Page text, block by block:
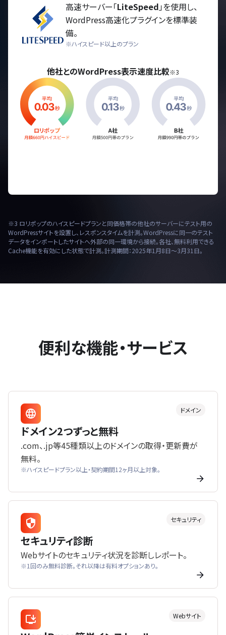
高速サーバー「LiteSpeed」を使用し、
WordPress高速化プラグインを標準装
備。
※ハイスピード以上のプラン
他社とのWordPress表示速度比較※3
※3 ロリポップのハイスピードプランと同価格帯の他社のサーバーにテスト用の
WordPressサイトを設置し、レスポンスタイムを計測。WordPressに同一のテスト
データをインポートしたサイトへ外部の同一環境から接続。各社、無料利用できる
Cache機能を有効にした状態で計測。計測期間：2025年1月8日〜3月31日。
便利な機能・サービス
ドメイン
ドメイン2つずっと無料
.com、.jp等45種類以上のドメインの取得・更新費が
無料。
※ハイスピードプラン以上・契約期間12ヶ月以上対象。
セキュリティ
セキュリティ診断
Webサイトのセキュリティ状況を診断しレポート。
※1回のみ無料診断。それ以降は有料オプションあり。
Webサイト